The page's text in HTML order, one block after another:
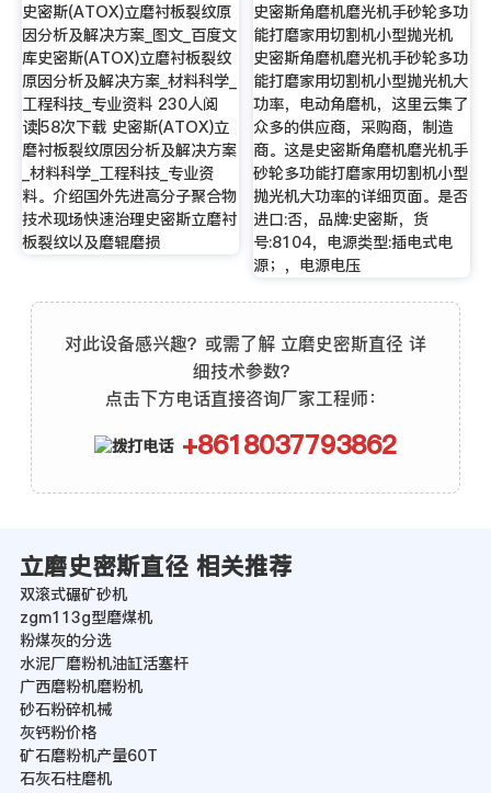
史密斯(ATOX)立磨衬板裂纹原
因分析及解决方案_图文_百度文
库史密斯(ATOX)立磨衬板裂纹
原因分析及解决方案_材料科学_
工程科技_专业资料 230人阅
读|58次下载 史密斯(ATOX)立
磨衬板裂纹原因分析及解决方案
_材料科学_工程科技_专业资
料。介绍国外先进高分子聚合物
技术现场快速治理史密斯立磨衬
板裂纹以及磨辊磨损
史密斯角磨机磨光机手砂轮多功
能打磨家用切割机小型抛光机
史密斯角磨机磨光机手砂轮多功
能打磨家用切割机小型抛光机大
功率，电动角磨机，这里云集了
众多的供应商，采购商，制造
商。这是史密斯角磨机磨光机手
砂轮多功能打磨家用切割机小型
抛光机大功率的详细页面。是否
进口:否，品牌:史密斯，货
号:8104，电源类型:插电式电
源；，电源电压
对此设备感兴趣？或需了解 立磨史密斯直径 详
细技术参数？
点击下方电话直接咨询厂家工程师：
+8618037793862
立磨史密斯直径 相关推荐
双滚式碾矿砂机
zgm113g型磨煤机
粉煤灰的分选
水泥厂磨粉机油缸活塞杆
广西磨粉机磨粉机
砂石粉碎机械
灰钙粉价格
矿石磨粉机产量60T
石灰石柱磨机